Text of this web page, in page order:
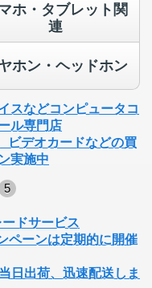
ホ・タブレット関
連
ホン・ヘッドホン
5